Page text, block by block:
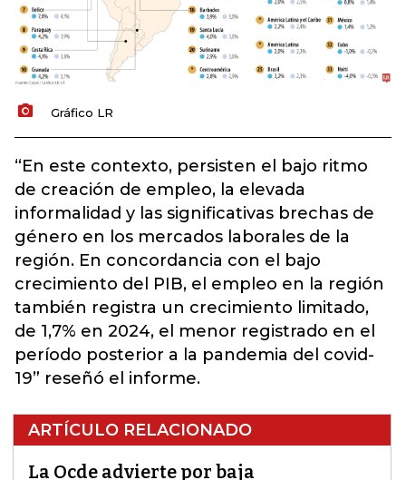
Gráfico LR
“En este contexto, persisten el bajo ritmo
de creación de empleo, la elevada
informalidad y las significativas brechas de
género en los mercados laborales de la
región. En concordancia con el bajo
crecimiento del PIB, el empleo en la región
también registra un crecimiento limitado,
de 1,7% en 2024, el menor registrado en el
período posterior a la pandemia del covid-
19” reseñó el informe.
ARTÍCULO RELACIONADO
La Ocde advierte por baja